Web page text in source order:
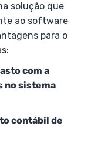
solução que
ao software
para o
com a
no sistema
contábil de